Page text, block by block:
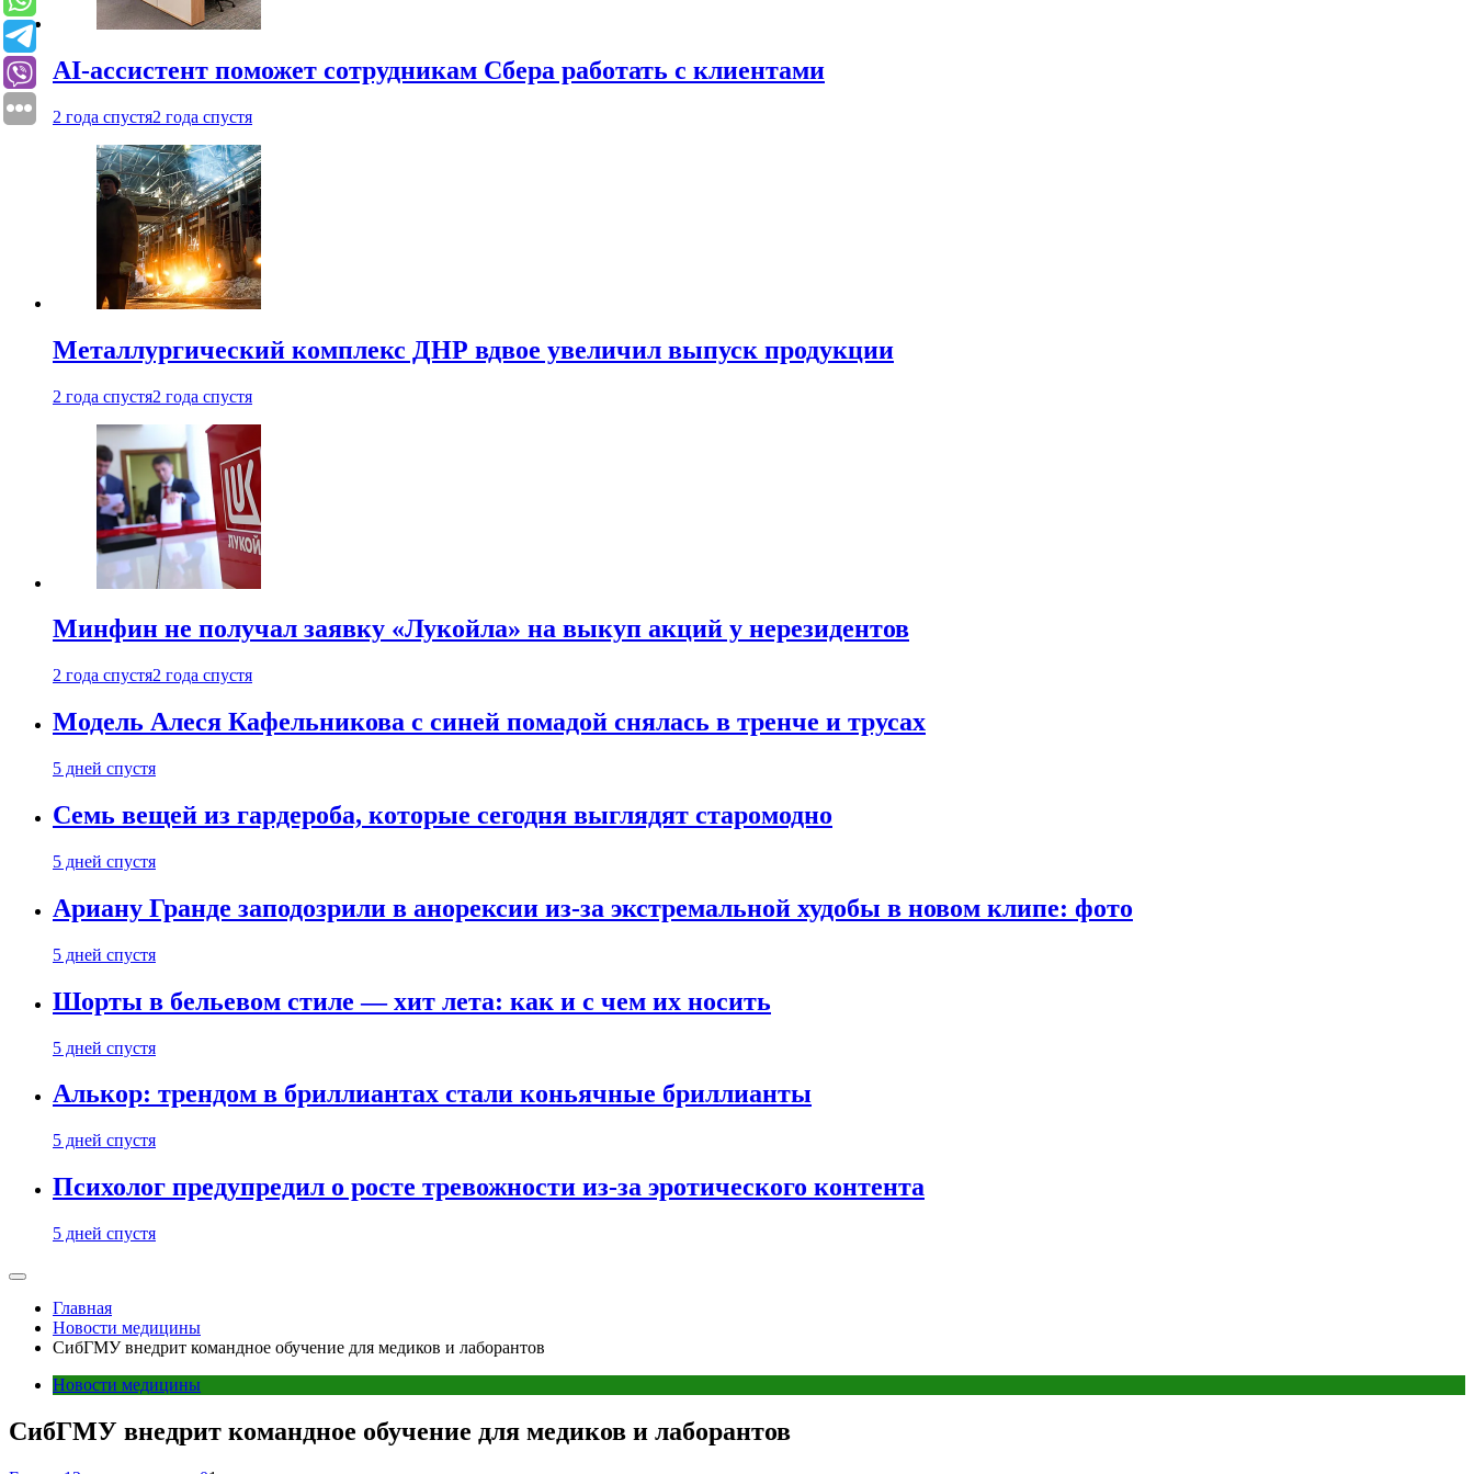
AI-ассистент поможет сотрудникам Сбера работать с клиентами
2 года спустя2 года спустя
Металлургический комплекс ДНР вдвое увеличил выпуск продукции
2 года спустя2 года спустя
Минфин не получал заявку «Лукойла» на выкуп акций у нерезидентов
2 года спустя2 года спустя
Модель Алеся Кафельникова с синей помадой снялась в тренче и трусах
5 дней спустя
Семь вещей из гардероба, которые сегодня выглядят старомодно
5 дней спустя
Ариану Гранде заподозрили в анорексии из-за экстремальной худобы в новом клипе: фото
5 дней спустя
Шорты в бельевом стиле — хит лета: как и с чем их носить
5 дней спустя
Алькор: трендом в бриллиантах стали коньячные бриллианты
5 дней спустя
Психолог предупредил о росте тревожности из-за эротического контента
5 дней спустя
Главная
Новости медицины
СибГМУ внедрит командное обучение для медиков и лаборантов
Новости медицины
СибГМУ внедрит командное обучение для медиков и лаборантов